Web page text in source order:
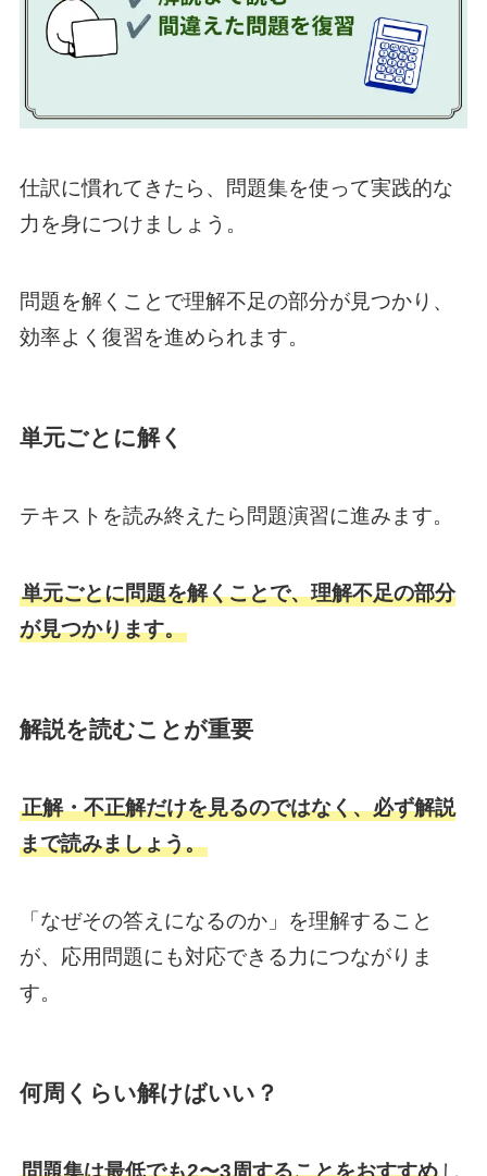
仕訳に慣れてきたら、問題集を使って実践的な
力を身につけましょう。
問題を解くことで理解不足の部分が見つかり、
効率よく復習を進められます。
単元ごとに解く
テキストを読み終えたら問題演習に進みます。
単元ごとに問題を解くことで、理解不足の部分
が見つかります。
解説を読むことが重要
正解・不正解だけを見るのではなく、必ず解説
まで読みましょう。
「なぜその答えになるのか」を理解すること
が、応用問題にも対応できる力につながりま
す。
何周くらい解けばいい？